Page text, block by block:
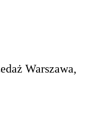
Warszawa,